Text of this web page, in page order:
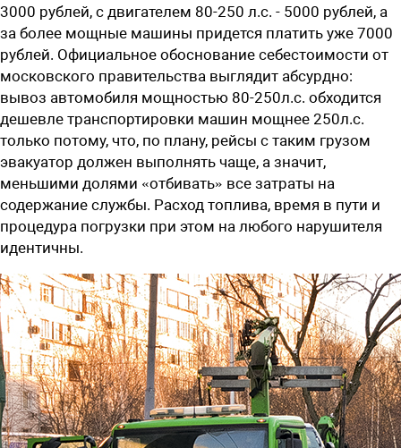
3000 рублей, с двигателем 80-250 л.с. - 5000 рублей, а
за более мощные машины придется платить уже 7000
рублей. Официальное обоснование себестоимости от
московского правительства выглядит абсурдно:
вывоз автомобиля мощностью 80-250л.с. обходится
дешевле транспортировки машин мощнее 250л.с.
только потому, что, по плану, рейсы с таким грузом
эвакуатор должен выполнять чаще, а значит,
меньшими долями «отбивать» все затраты на
содержание службы. Расход топлива, время в пути и
процедура погрузки при этом на любого нарушителя
идентичны.